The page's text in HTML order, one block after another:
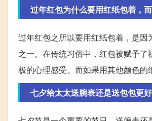
过年红包为什么要用红纸包着，
过年红包之所以要用红纸包着，是
之一。在传统习俗中，红包被赋予
极的心理感受。而如果用其他颜色的
七夕给太太送腕表还是送包包更